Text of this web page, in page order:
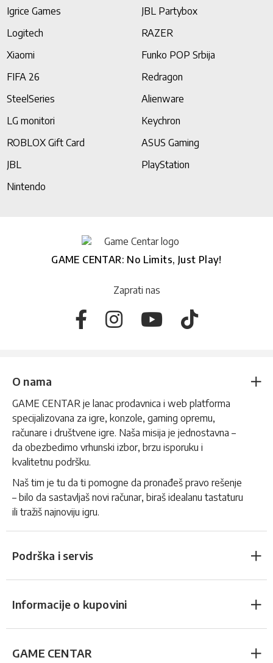
Igrice Games
JBL Partybox
Logitech
RAZER
Xiaomi
Funko POP Srbija
FIFA 26
Redragon
SteelSeries
Alienware
LG monitori
Keychron
ROBLOX Gift Card
ASUS Gaming
JBL
PlayStation
Nintendo
GAME CENTAR: No Limits, Just Play!
Zaprati nas
O nama
GAME CENTAR je lanac prodavnica i web platforma
specijalizovana za igre, konzole, gaming opremu,
računare i društvene igre. Naša misija je jednostavna –
da obezbedimo vrhunski izbor, brzu isporuku i
kvalitetnu podršku.
Naš tim je tu da ti pomogne da pronađeš pravo rešenje
– bilo da sastavljaš novi računar, biraš idealanu tastaturu
ili tražiš najnoviju igru.
Podrška i servis
Informacije o kupovini
GAME CENTAR